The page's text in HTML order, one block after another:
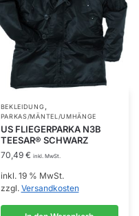
BEKLEIDUNG
PARKAS/MÄNTEL/UMHÄNGE
US FLIEGERPARKA N3B
TEESAR® SCHWARZ
70,49 € inkl. MwSt.
inkl. 19 % MwSt.
zzgl. Versandkosten